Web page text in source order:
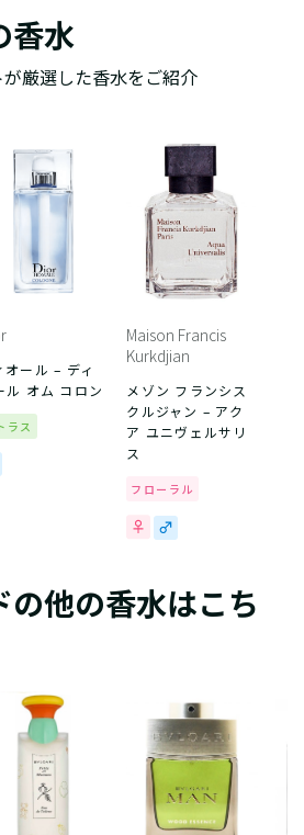
香水
厳選した香水をご紹介
オール – ディ
ル オム コロン
ラス
Maison Francis
Kurkdjian
メゾン フランシス
クルジャン – アク
ア ユニヴェルサリ
ス
フローラル
の他の香水はこち